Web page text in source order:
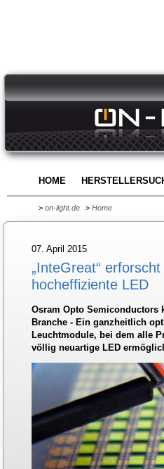
HOME
> on-light.de > Home
07. April 2015
„InteGreat“
hocheffiziente LED
Osram Opto Semiconductors
Branche - Ein ganzheitlich
Leuchtmodule, bei dem alle
völlig neuartige LED